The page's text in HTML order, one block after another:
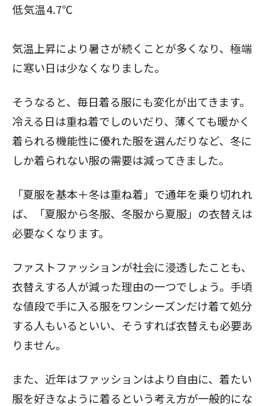
低気温4.7℃
気温上昇により暑さが続くことが多くなり、極端
に寒い日は少なくなりました。
そうなると、毎日着る服にも変化が出てきます。
冷える日は重ね着でしのいだり、薄くても暖かく
着られる機能性に優れた服を選んだりなど、冬に
しか着られない服の需要は減ってきました。
「夏服を基本＋冬は重ね着」で通年を乗り切れれ
ば、「夏服から冬服、冬服から夏服」の衣替えは
必要なくなります。
ファストファッションが社会に浸透したことも、
衣替えする人が減った理由の一つでしょう。手頃
な値段で手に入る服をワンシーズンだけ着て処分
する人もいるといい、そうすれば衣替えも必要あ
りません。
また、近年はファッションはより自由に、着たい
服を好きなように着るという考え方が一般的にな